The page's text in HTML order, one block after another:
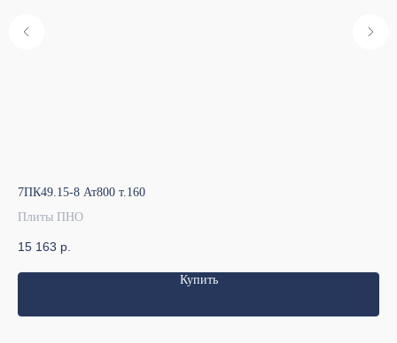
7ПК49.15-8 Ат800 т.160
Плиты ПНО
15 163 р.
Купить